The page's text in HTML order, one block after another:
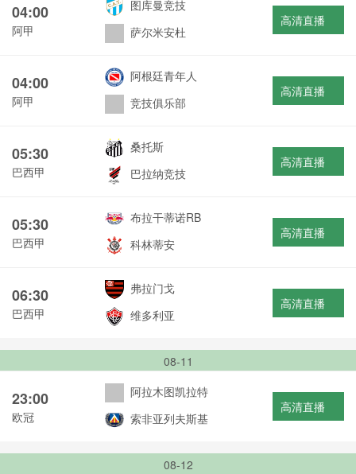
04:00
阿甲
图库曼竞技
萨尔米安杜
高清直播
04:00
阿甲
阿根廷青年人
竞技俱乐部
高清直播
05:30
巴西甲
桑托斯
巴拉纳竞技
高清直播
05:30
巴西甲
布拉干蒂诺RB
科林蒂安
高清直播
06:30
巴西甲
弗拉门戈
维多利亚
高清直播
08-11
23:00
欧冠
阿拉木图凯拉特
索非亚列夫斯基
高清直播
08-12